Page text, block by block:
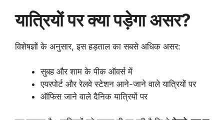
यात्रियों पर क्या पड़ेगा असर?
विशेषज्ञों के अनुसार, इस हड़ताल का सबसे अधिक असर:
सुबह और शाम के पीक ऑवर्स में
एयरपोर्ट और रेलवे स्टेशन आने-जाने वाले यात्रियों पर
ऑफिस जाने वाले दैनिक यात्रियों पर